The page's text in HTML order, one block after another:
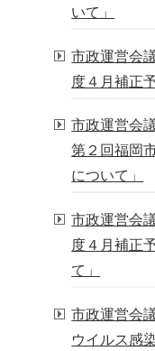
いて」
市政運営会
度４月補正
市政運営会
第２回福岡
について」
市政運営会
度４月補正
て」
市政運営会
ウイルス感